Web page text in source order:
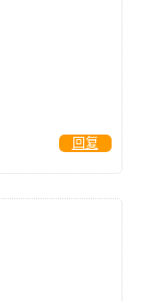
回复